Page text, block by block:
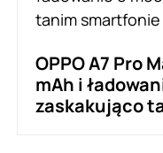
OPPO A7 Pro
mAh i
zaskakująco